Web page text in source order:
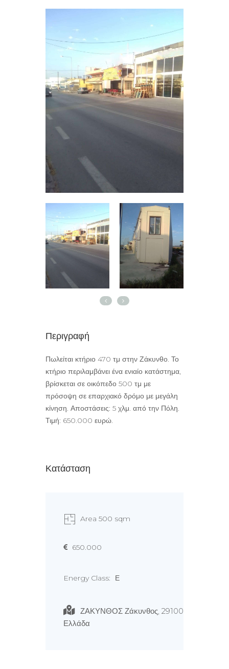
Περιγραφή
Πωλείται κτήριο 470 τμ στην Ζάκυνθο. Το
κτήριο περιλαμβάνει ένα ενιαίο κατάστημα,
βρίσκεται σε οικόπεδο 500 τμ με
πρόσοψη σε επαρχιακό δρόμο με μεγάλη
κίνηση. Αποστάσεις: 5 χλμ. από την Πόλη.
Τιμή: 650.000 ευρώ.
Κατάσταση
Area 500 sqm
650.000
Energy Class: Ε
ΖΑΚΥΝΘΟΣ Ζάκυνθος, 29100
Ελλάδα